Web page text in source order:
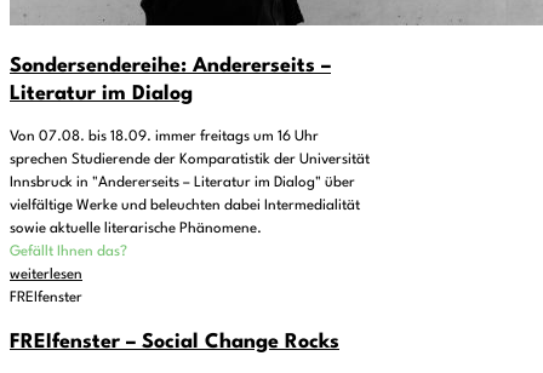
Sondersendereihe: Andererseits –
Literatur im Dialog
Von 07.08. bis 18.09. immer freitags um 16 Uhr
sprechen Studierende der Komparatistik der Universität
Innsbruck in "Andererseits – Literatur im Dialog" über
vielfältige Werke und beleuchten dabei Intermedialität
sowie aktuelle literarische Phänomene.
Gefällt Ihnen das?
weiterlesen
FREIfenster
FREIfenster – Social Change Rocks